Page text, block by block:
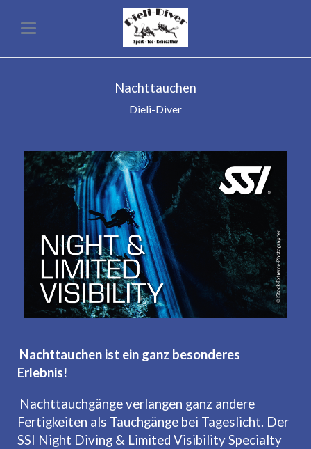
Nachttauchen
Dieli-Diver
Nachttauchen ist ein ganz besonderes
Erlebnis!
Nachttauchgänge verlangen ganz andere
Fertigkeiten als Tauchgänge bei Tageslicht. Der
SSI Night Diving & Limited Visibility Specialty